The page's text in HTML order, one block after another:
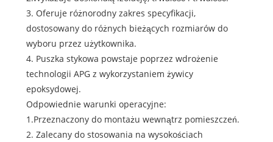
3. Oferuje różnorodny zakres specyfikacji,
dostosowany do różnych bieżących rozmiarów do
wyboru przez użytkownika.
4. Puszka stykowa powstaje poprzez wdrożenie
technologii APG z wykorzystaniem żywicy
epoksydowej.
Odpowiednie warunki operacyjne:
1.Przeznaczony do montażu wewnątrz pomieszczeń.
2. Zalecany do stosowania na wysokościach